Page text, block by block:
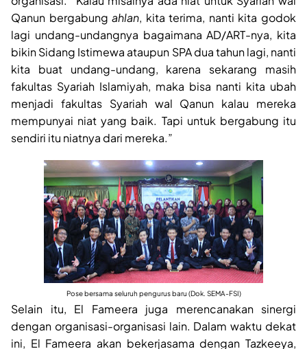
Qanun bergabungahlan, kita terima, nanti kita godok
lagi undang-undangnya bagaimana AD/ART-nya, kita
bikin Sidang Istimewa ataupun SPA dua tahun lagi, nanti
kita buat undang-undang, karena sekarang masih
fakultas Syariah Islamiyah, maka bisa nanti kita ubah
menjadi fakultas Syariah wal Qanun kalau mereka
mempunyai niat yang baik. Tapi untuk bergabung itu
sendiri itu niatnya dari mereka.”
Pose bersama seluruh pengurus baru (Dok. SEMA-FSI)
Selain itu, El Fameera juga merencanakan sinergi
dengan organisasi-organisasi lain. Dalam waktu dekat
ini, El Fameera akan bekerjasama dengan Tazkeeya,